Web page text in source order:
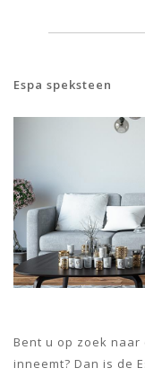
Espa speksteen
Bent u op zoek
inneemt? Dan is de